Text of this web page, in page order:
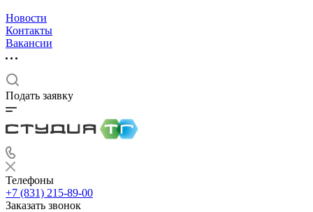
Новости
Контакты
Вакансии
Подать заявку
Телефоны
+7 (831) 215-89-00
Заказать звонок